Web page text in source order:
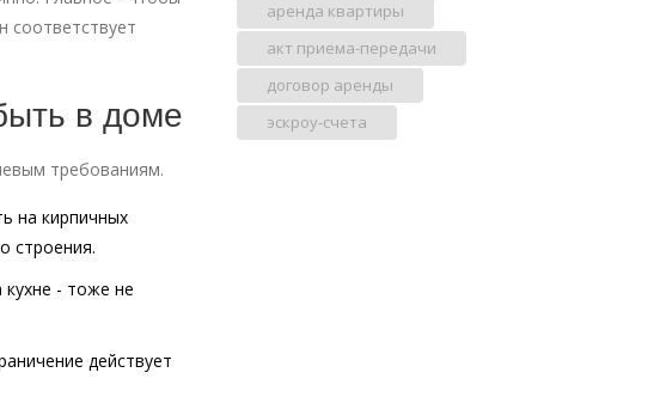
соответствует
в доме
требованиям.
на кирпичных
строения.
- тоже не
действует
аренда квартиры
акт приема-передачи
договор аренды
эскроу-счета